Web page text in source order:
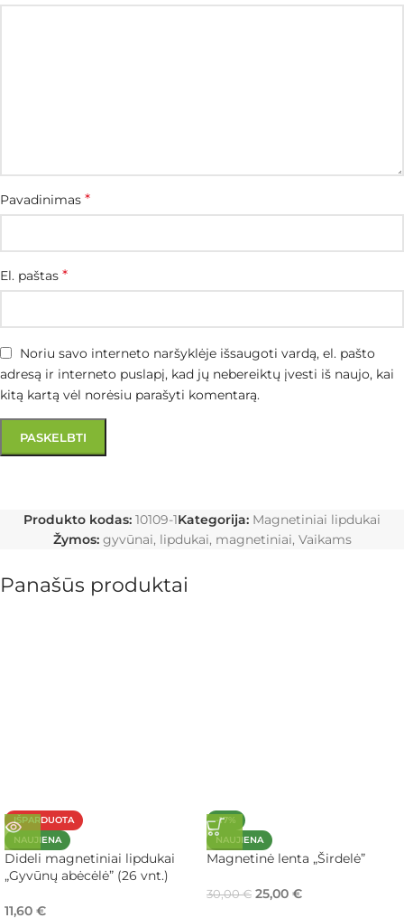
Pavadinimas *
El. paštas *
Noriu savo interneto naršyklėje išsaugoti vardą, el. pašto
adresą ir interneto puslapį, kad jų nebereiktų įvesti iš naujo, kai
kitą kartą vėl norėsiu parašyti komentarą.
Produkto kodas: 10109-1Kategorija: Magnetiniai lipdukai
Žymos: gyvūnai, lipdukai, magnetiniai, Vaikams
Panašūs produktai
IŠPARDUOTA
NAUJIENA
Dideli magnetiniai lipdukai
„Gyvūnų abėcėlė” (26 vnt.)
11,60 €
-17%
NAUJIENA
Magnetinė lenta „Širdelė”
30,00€ 25,00 €